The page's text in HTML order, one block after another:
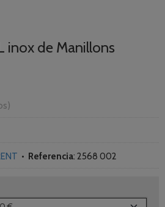
inox de Manillons
• Referencia: 2568 002